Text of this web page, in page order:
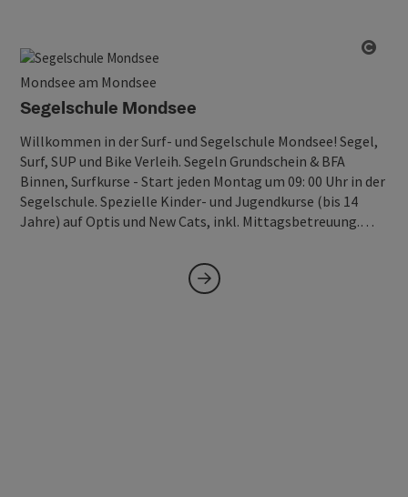
Mondsee am Mondsee
Segelschule Mondsee
Willkommen in der Surf- und Segelschule Mondsee! Segel,
Surf, SUP und Bike Verleih. Segeln Grundschein & BFA
Binnen, Surfkurse - Start jeden Montag um 09: 00 Uhr in der
Segelschule. Spezielle Kinder- und Jugendkurse (bis 14
Jahre) auf Optis und New Cats, inkl. Mittagsbetreuung.…